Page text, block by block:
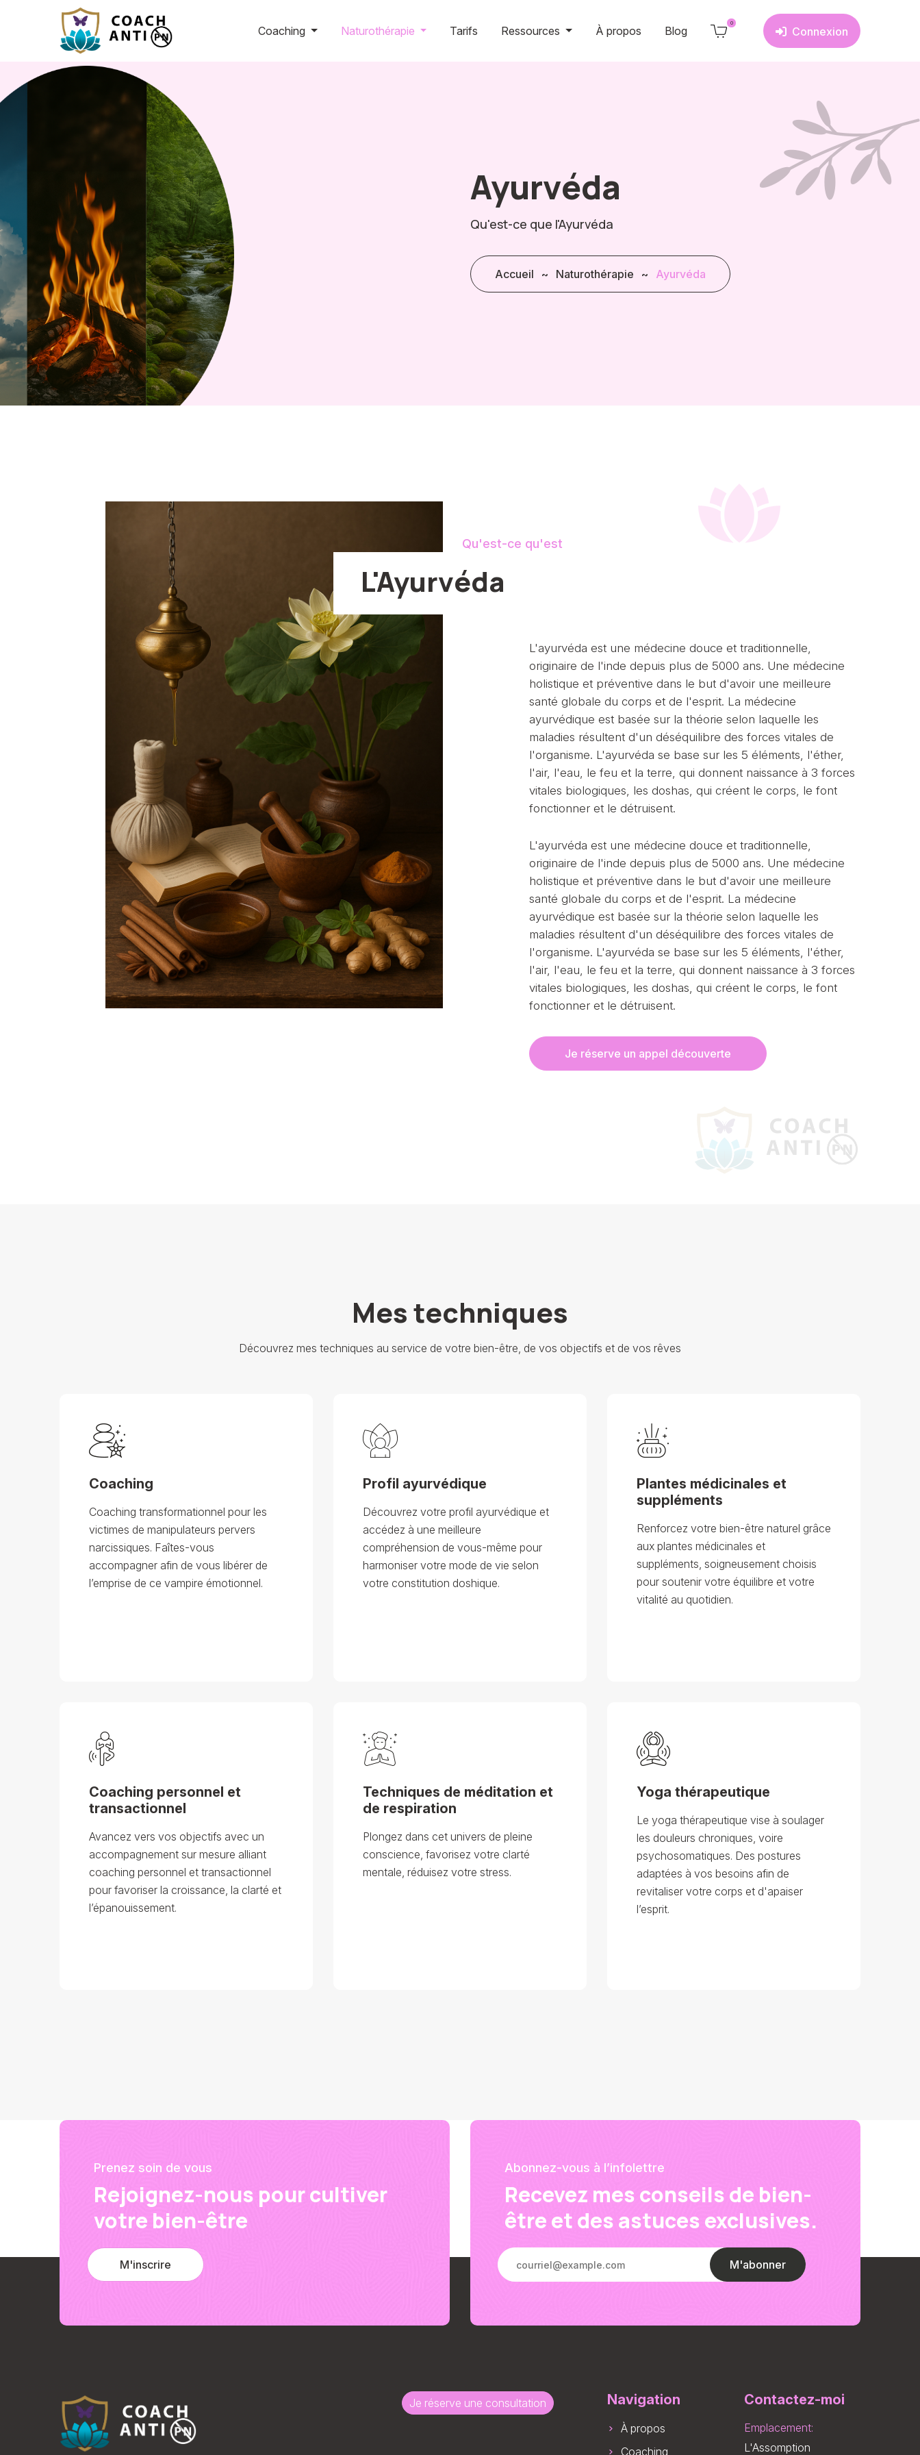
Coaching Naturothérapie Tarifs Ressources À propos Blog
0
Connexion
Ayurvéda
Qu'est-ce que l'Ayurvéda
Accueil ~ Naturothérapie ~ Ayurvéda
Qu'est-ce qu'est
L'Ayurvéda
L'ayurvéda est une médecine douce et traditionnelle,
originaire de l'inde depuis plus de 5000 ans. Une médecine
holistique et préventive dans le but d'avoir une meilleure
santé globale du corps et de l'esprit. La médecine
ayurvédique est basée sur la théorie selon laquelle les
maladies résultent d'un déséquilibre des forces vitales de
l'organisme. L'ayurvéda se base sur les 5 éléments, l'éther,
l'air, l'eau, le feu et la terre, qui donnent naissance à 3 forces
vitales biologiques, les doshas, qui créent le corps, le font
fonctionner et le détruisent.
L'ayurvéda est une médecine douce et traditionnelle,
originaire de l'inde depuis plus de 5000 ans. Une médecine
holistique et préventive dans le but d'avoir une meilleure
santé globale du corps et de l'esprit. La médecine
ayurvédique est basée sur la théorie selon laquelle les
maladies résultent d'un déséquilibre des forces vitales de
l'organisme. L'ayurvéda se base sur les 5 éléments, l'éther,
l'air, l'eau, le feu et la terre, qui donnent naissance à 3 forces
vitales biologiques, les doshas, qui créent le corps, le font
fonctionner et le détruisent.
Je réserve un appel découverte
Mes techniques
Découvrez mes techniques au service de votre bien-être, de vos objectifs et de vos rêves
Coaching
Coaching transformationnel pour les
victimes de manipulateurs pervers
narcissiques. Faîtes-vous
accompagner afin de vous libérer de
l’emprise de ce vampire émotionnel.
Profil ayurvédique
Découvrez votre profil ayurvédique et
accédez à une meilleure
compréhension de vous-même pour
harmoniser votre mode de vie selon
votre constitution doshique.
Plantes médicinales et
suppléments
Renforcez votre bien-être naturel grâce
aux plantes médicinales et
suppléments, soigneusement choisis
pour soutenir votre équilibre et votre
vitalité au quotidien.
Coaching personnel et
transactionnel
Avancez vers vos objectifs avec un
accompagnement sur mesure alliant
coaching personnel et transactionnel
pour favoriser la croissance, la clarté et
l’épanouissement.
Techniques de méditation et
de respiration
Plongez dans cet univers de pleine
conscience, favorisez votre clarté
mentale, réduisez votre stress.
Yoga thérapeutique
Le yoga thérapeutique vise à soulager
les douleurs chroniques, voire
psychosomatiques. Des postures
adaptées à vos besoins afin de
revitaliser votre corps et d'apaiser
l’esprit.
Prenez soin de vous
Rejoignez-nous pour cultiver
votre bien-être
M'inscrire
Abonnez-vous à l’infolettre
Recevez mes conseils de bien-
être et des astuces exclusives.
M'abonner
Je réserve une consultation Navigation
À propos
Coaching
Contactez-moi
Emplacement:
L'Assomption